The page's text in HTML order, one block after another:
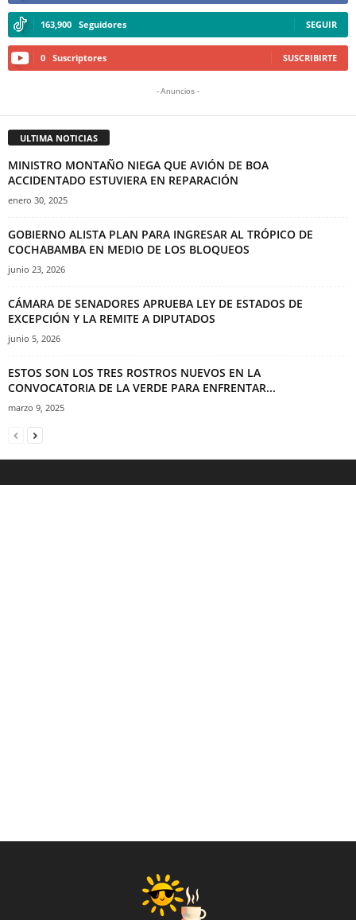
163,900 Seguidores SEGUIR
0 Suscriptores SUSCRIBIRTE
- Anuncios -
ULTIMA NOTICIAS
MINISTRO MONTAÑO NIEGA QUE AVIÓN DE BOA
ACCIDENTADO ESTUVIERA EN REPARACIÓN
enero 30, 2025
GOBIERNO ALISTA PLAN PARA INGRESAR AL TRÓPICO DE
COCHABAMBA EN MEDIO DE LOS BLOQUEOS
junio 23, 2026
CÁMARA DE SENADORES APRUEBA LEY DE ESTADOS DE
EXCEPCIÓN Y LA REMITE A DIPUTADOS
junio 5, 2026
ESTOS SON LOS TRES ROSTROS NUEVOS EN LA
CONVOCATORIA DE LA VERDE PARA ENFRENTAR...
marzo 9, 2025